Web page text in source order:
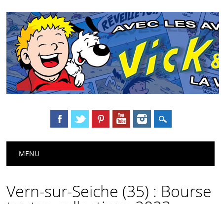
Main menu
MENU
Vern-sur-Seiche (35) : Bourse